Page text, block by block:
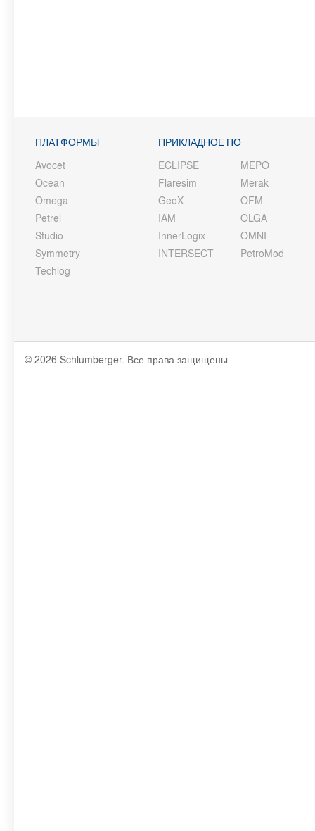
ПЛАТФОРМЫ
Avocet
Ocean
Omega
Petrel
Studio
Symmetry
Techlog
ПРИКЛАДНОЕ ПО
ECLIPSE
Flaresim
GeoX
IAM
InnerLogix
INTERSECT
MEPO
Merak
OFM
OLGA
OMNI
PetroMod
© 2026 Schlumberger. Все права защищены